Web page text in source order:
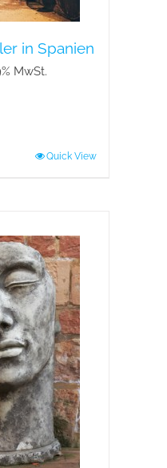
in Spanien
MwSt.
Quick View